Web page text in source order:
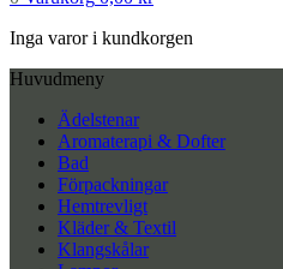
Inga varor i kundkorgen
Huvudmeny
Ädelstenar
Aromaterapi & Dofter
Bad
Förpackningar
Hemtrevligt
Kläder & Textil
Klangskålar